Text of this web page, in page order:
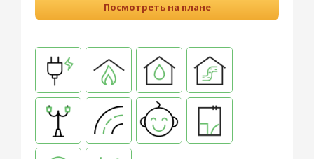
Посмотреть на плане